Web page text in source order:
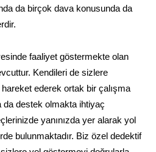
da birçok dava konusunda da
faaliyet göstermekte olan
Kendileri de sizlere
ederek ortak bir çalışma
destek olmakta ihtiyaç
yanınızda yer alarak yol
bulunmaktadır. Biz özel dedektif